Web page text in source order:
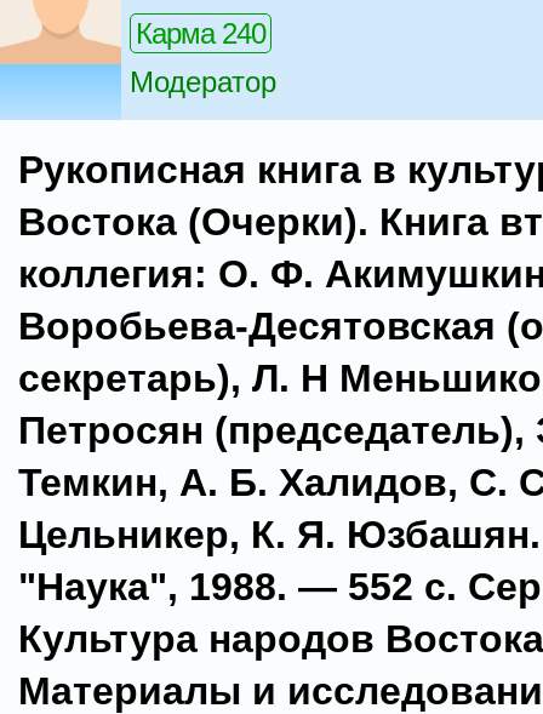
Карма 240
Модератор
Рукописная книга в
Востока (Очерки). Книга
коллегия: О. Ф.
Воробьева-Десятовская
секретарь), Л. H
Петросян (председатель),
Темкин, А. Б. Халидов, С.
Цельникер, К. Я.
"Наука", 1988. — 552 с.
Культура народов
Материалы и